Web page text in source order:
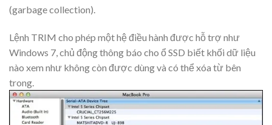
(garbage collection).
Lệnh TRIM cho phép một hệ điều hành được hỗ trợ như
Windows 7, chủ động thông báo cho ổ SSD biết khối dữ liệu
nào xem như không còn được dùng và có thể xóa từ bên
trong.